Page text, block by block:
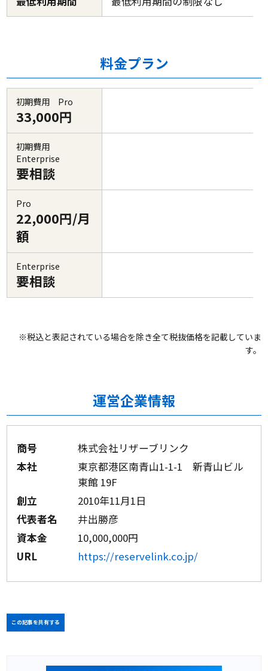
料金プラン
初期費用 Pro
33,000円
初期費用
Enterprise
要相談
Pro
22,000円/月
額
Enterprise
要相談
※税込と表記されている場合を除き全て税抜価格を記載していま
す。
運営企業情報
商号
株式会社リザーブリンク
本社
東京都港区南青山1-1-1 新青山ビル
東館 19F
創立
2010年11月1日
代表者名
井出勝彦
資本金
10,000,000円
URL
https://reservelink.co.jp/
この記事を共有する